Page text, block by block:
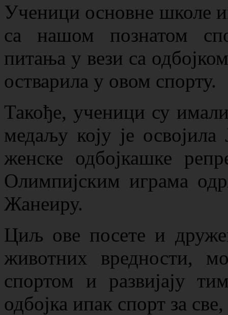
Ученици основне школе
са нашом познатом
питања у вези са
остварила у овом спорту.
Такође, ученици су
медаљу коју је освојила
женске одбојкашке
Олимпијским играма
Жанеиру.
Циљ ове посете и
животних вредности,
спортом и развијају
одбојка ипак спорт за